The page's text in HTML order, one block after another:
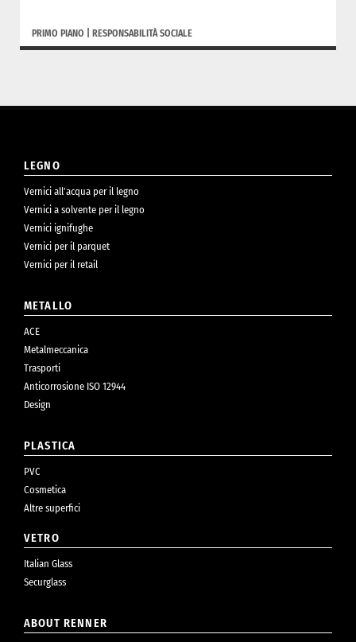
PRIMO PIANO RESPONSABILITÀ SOCIALE
LEGNO
Vernici all’acqua per il legno
Vernici a solvente per il legno
Vernici ignifughe
Vernici per il parquet
Vernici per il retail
METALLO
ACE
Metalmeccanica
Trasporti
Anticorrosione ISO 12944
Design
PLASTICA
PVC
Cosmetica
Altre superfici
VETRO
Italian Glass
Securglass
ABOUT RENNER